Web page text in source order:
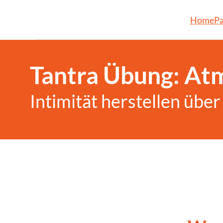
Home
Tantra Übung:
Intimität herstellen